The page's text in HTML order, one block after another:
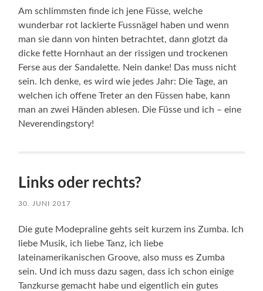
Am schlimmsten finde ich jene Füsse, welche
wunderbar rot lackierte Fussnägel haben und wenn
man sie dann von hinten betrachtet, dann glotzt da
dicke fette Hornhaut an der rissigen und trockenen
Ferse aus der Sandalette. Nein danke! Das muss nicht
sein. Ich denke, es wird wie jedes Jahr: Die Tage, an
welchen ich offene Treter an den Füssen habe, kann
man an zwei Händen ablesen. Die Füsse und ich – eine
Neverendingstory!
Links oder rechts?
30. JUNI 2017
Die gute Modepraline gehts seit kurzem ins Zumba. Ich
liebe Musik, ich liebe Tanz, ich liebe
lateinamerikanischen Groove, also muss es Zumba
sein. Und ich muss dazu sagen, dass ich schon einige
Tanzkurse gemacht habe und eigentlich ein gutes